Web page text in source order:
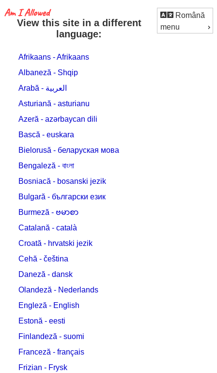
Română
menu
View this site in a different
language:
Afrikaans - Afrikaans
Albaneză - Shqip
Arabă - العربية
Asturiană - asturianu
Azeră - azərbaycan dili
Bască - euskara
Bielorusă - беларуская мова
Bengaleză - বাংলা
Bosniacă - bosanski jezik
Bulgară - български език
Burmeză - ဗမာစာ
Catalană - català
Croată - hrvatski jezik
Cehă - čeština
Daneză - dansk
Olandeză - Nederlands
Engleză - English
Estonă - eesti
Finlandeză - suomi
Franceză - français
Frizian - Frysk